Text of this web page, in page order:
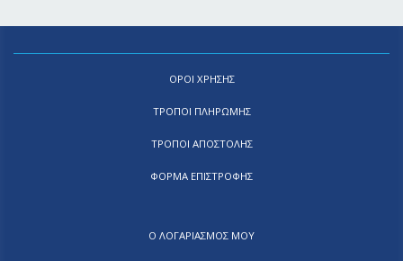
ΟΡΟΙ ΧΡΗΣΗΣ
ΤΡΟΠΟΙ ΠΛΗΡΩΜΗΣ
ΤΡΟΠΟΙ ΑΠΟΣΤΟΛΗΣ
ΦΟΡΜΑ ΕΠΙΣΤΡΟΦΗΣ
Ο ΛΟΓΑΡΙΑΣΜΟΣ ΜΟΥ